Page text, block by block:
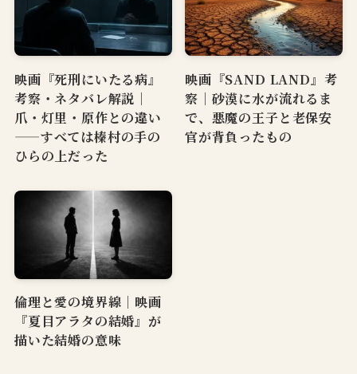
映画『死刑にいたる病』
考察・ネタバレ解説｜
爪・灯里・原作との違い
——すべては榛村の手の
ひらの上だった
映画『SAND LAND』考
察｜砂漠に水が流れるま
で、悪魔の王子と老保安
官が背負ったもの
倫理と愛の境界線｜映画
『夏目アラタの結婚』が
描いた結婚の意味